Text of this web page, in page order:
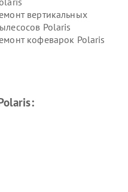
вертикальных
Polaris
кофеварок Polaris